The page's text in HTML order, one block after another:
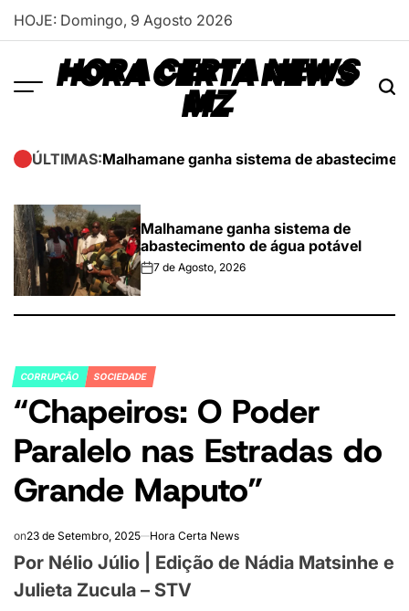
Skip
HOJE: Domingo, 9 Agosto 2026
HORA CERTA NEWS
MZ
ÚLTIMAS:Malhamane ganha sistema de
Malhamane ganha sistema de
abastecimento de água potável
on7 de Agosto, 2026
POSTED
IN
CORRUPÇÃO SOCIEDADE
“Chapeiros: O Poder
Paralelo nas Estradas do
Grande Maputo”
on23 de Setembro, 2025 Hora Certa News
Por Nélio Júlio | Edição de Nádia Matsinhe e
Julieta Zucula – STV